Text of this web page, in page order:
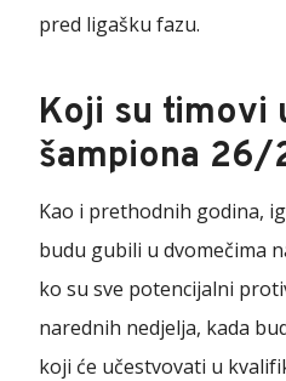
pred ligašku fazu.
Koji su timovi
šampiona 26/
Kao i prethodnih godina,
budu gubili u dvomečima
ko su sve potencijalni
narednih nedjelja, kada
koji će učestvovati u